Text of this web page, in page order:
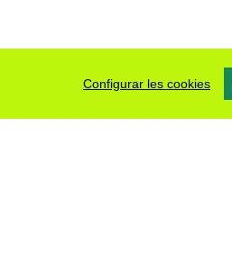
Configurar les cookies